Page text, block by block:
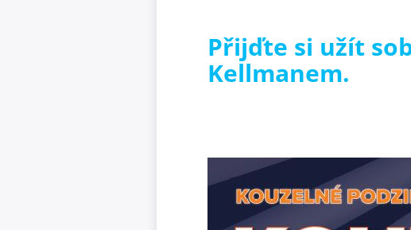
Přijďte si užít
Kellmanem.